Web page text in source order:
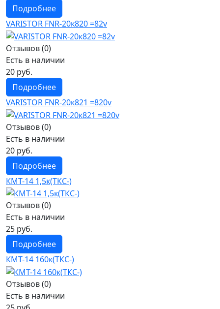
Подробнее
VARISTOR FNR-20к820 =82v
Отзывов (0)
Есть в наличии
20 руб.
Подробнее
VARISTOR FNR-20к821 =820v
Отзывов (0)
Есть в наличии
20 руб.
Подробнее
КМТ-14 1,5к(ТКС-)
Отзывов (0)
Есть в наличии
25 руб.
Подробнее
КМТ-14 160к(ТКС-)
Отзывов (0)
Есть в наличии